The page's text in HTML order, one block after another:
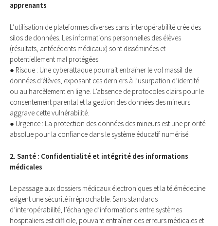
apprenants
L’utilisation de plateformes diverses sans interopérabilité crée des
silos de données. Les informations personnelles des élèves
(résultats, antécédents médicaux) sont disséminées et
potentiellement mal protégées.
● Risque : Une cyberattaque pourrait entraîner le vol massif de
données d’élèves, exposant ces derniers à l’usurpation d’identité
ou au harcèlement en ligne. L’absence de protocoles clairs pour le
consentement parental et la gestion des données des mineurs
aggrave cette vulnérabilité.
● Urgence : La protection des données des mineurs est une priorité
absolue pour la confiance dans le système éducatif numérisé.
2. Santé : Confidentialité et intégrité des informations
médicales
Le passage aux dossiers médicaux électroniques et la télémédecine
exigent une sécurité irréprochable. Sans standards
d’interopérabilité, l’échange d’informations entre systèmes
hospitaliers est difficile, pouvant entraîner des erreurs médicales et